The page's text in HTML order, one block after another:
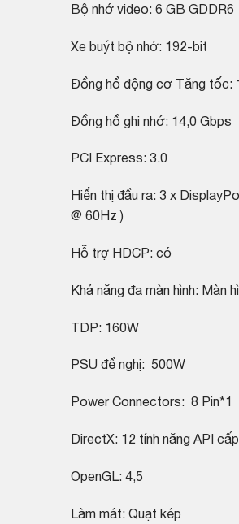
Bộ nhớ video: 6 GB GDDR6
Xe buýt bộ nhớ: 192-bit
Đồng hồ động cơ Tăng tốc:
Đồng hồ ghi nhớ: 14,0 Gbps
PCI Express: 3.0
Hiển thị đầu ra: 3 x
@ 60Hz )
Hỗ trợ HDCP: có
Khả năng đa màn hình: Màn
TDP: 160W
PSU đề nghị: 500W
Power Connectors: 8 Pin*1
DirectX: 12 tính năng API cấp
OpenGL: 4,5
Làm mát: Quạt kép